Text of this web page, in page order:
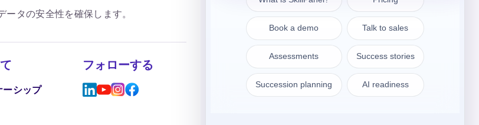
タの安全性を確保します。
ーシップ
フォローする 連絡先
sales@skillpanel.com